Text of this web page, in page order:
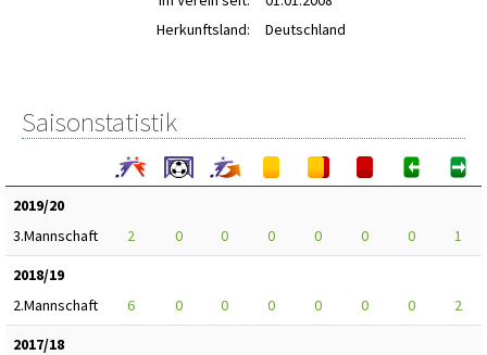
Herkunftsland:
Deutschland
Saisonstatistik
2019/20
3.Mannschaft
2 0 0 0 0 0 0
1
2018/19
2.Mannschaft
6 0 0 0 0 0 0
2
2017/18